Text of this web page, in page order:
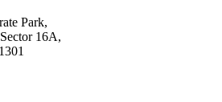
Park,
16A,